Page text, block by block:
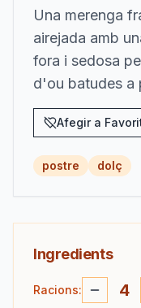
Una merenga
airejada amb
fora i sedosa
d'ou batudes a
Afegir a
postre dolç
Ingredients
Racions: 4